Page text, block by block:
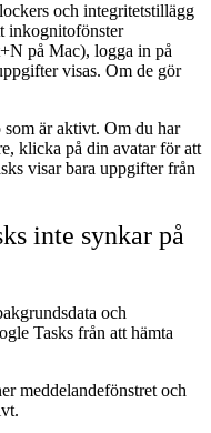
och integritetstillägg
inkognitofönster
på Mac), logga in på
visas. Om de gör
är aktivt. Om du har
klicka på din avatar för att
visar bara uppgifter från
inte synkar på
och
Tasks från att hämta
meddelandefönstret och